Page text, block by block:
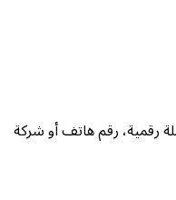
رقمية، رقم هاتف أو شركة